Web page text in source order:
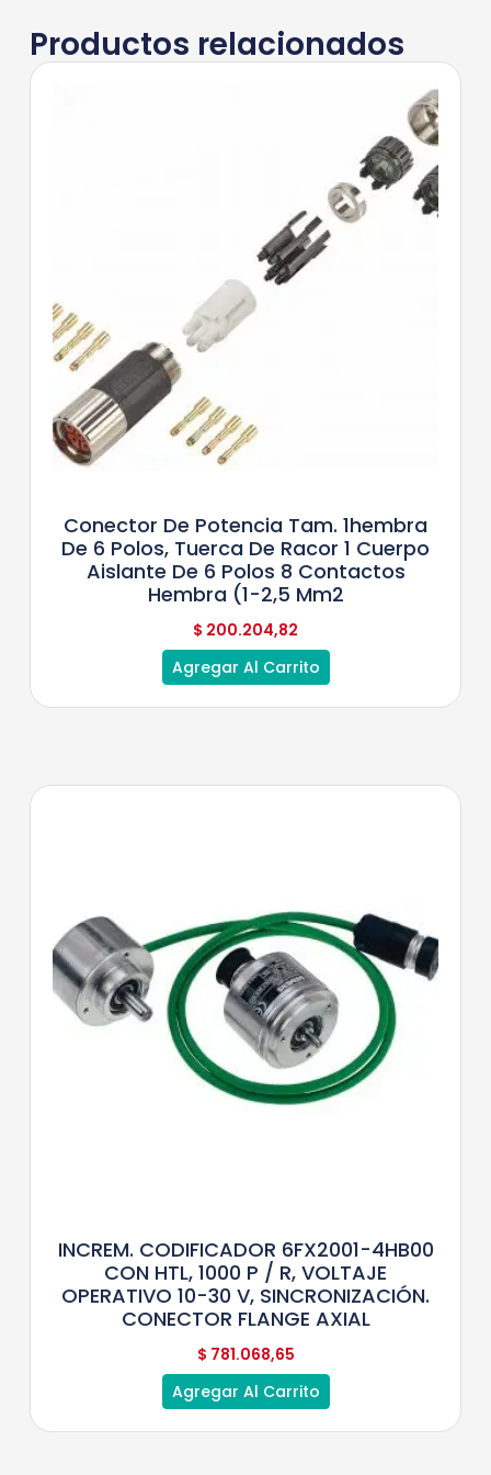
Productos relacionados
Conector De Potencia Tam. 1hembra
De 6 Polos, Tuerca De Racor 1 Cuerpo
Aislante De 6 Polos 8 Contactos
Hembra (1-2,5 Mm2
$ 200.204,82
Agregar Al Carrito
INCREM. CODIFICADOR 6FX2001-4HB00
CON HTL, 1000 P / R, VOLTAJE
OPERATIVO 10-30 V, SINCRONIZACIÓN.
CONECTOR FLANGE AXIAL
$ 781.068,65
Agregar Al Carrito